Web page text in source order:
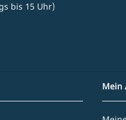
bis 15 Uhr)
Mein